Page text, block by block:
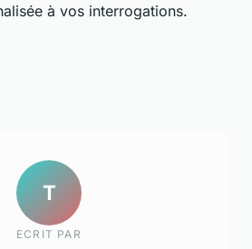
à vos interrogations.
T
ECRIT PAR